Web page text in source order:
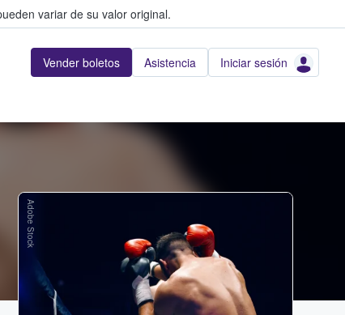
variar de su valor original.
Vender boletos Asistencia Iniciar sesión
Adobe Stock